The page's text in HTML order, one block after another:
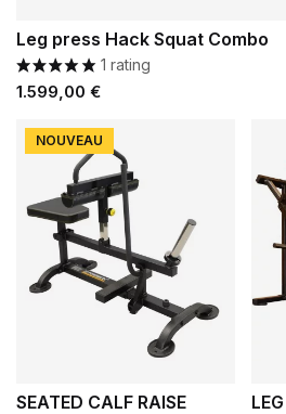
Leg press Hack Squat Combo
1 rating
Prezzo
1.599,00 €
SEATED CALF RAISE
NOUVEAU